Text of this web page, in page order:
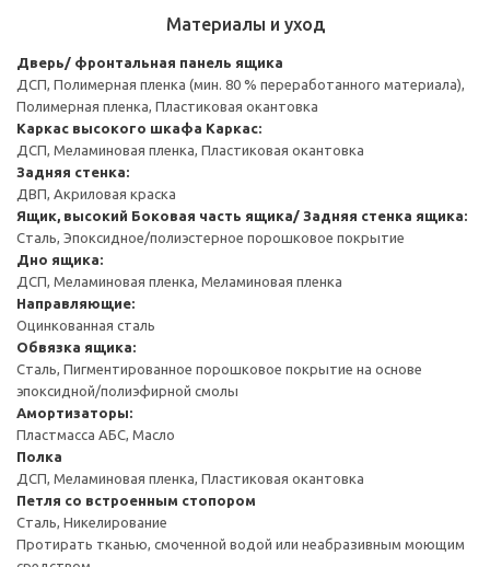
Материалы и уход
Дверь/ фронтальная панель ящика
ДСП, Полимерная пленка (мин. 80 % переработанного материала),
Полимерная пленка, Пластиковая окантовка
Каркас высокого шкафа Каркас:
ДСП, Меламиновая пленка, Пластиковая окантовка
Задняя стенка:
ДВП, Акриловая краска
Ящик, высокий Боковая часть ящика/ Задняя стенка ящика:
Сталь, Эпоксидное/полиэстерное порошковое покрытие
Дно ящика:
ДСП, Меламиновая пленка, Меламиновая пленка
Направляющие:
Оцинкованная сталь
Обвязка ящика:
Сталь, Пигментированное порошковое покрытие на основе
эпоксидной/полиэфирной смолы
Амортизаторы:
Пластмасса АБС, Масло
Полка
ДСП, Меламиновая пленка, Пластиковая окантовка
Петля со встроенным стопором
Сталь, Никелирование
Протирать тканью, смоченной водой или неабразивным моющим